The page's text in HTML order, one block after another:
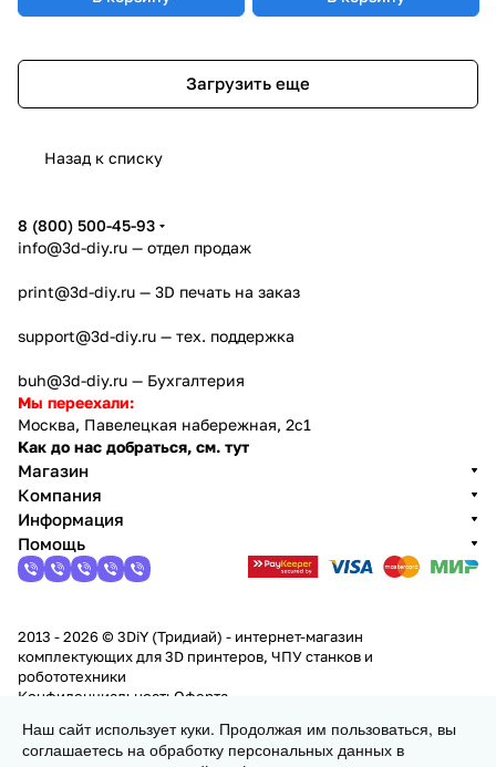
Загрузить еще
Назад к списку
Заказать
8 (800) 500-45-93
info@3d-diy.ru — отдел продаж
print@3d-diy.ru — 3D печать на заказ
support@3d-diy.ru — тех. поддержка
buh@3d-diy.ru — Бухгалтерия
Мы переехали:
Москва, Павелецкая набережная, 2с1
Как до нас добраться, см. тут
Магазин
Компания
Информация
Помощь
2013 - 2026 © 3DiY (Тридиай) - интернет-магазин
комплектующих для 3D принтеров, ЧПУ станков и
робототехники
Конфиденциальность Оферта
Наш сайт использует куки. Продолжая им пользоваться, вы
соглашаетесь на обработку персональных данных в